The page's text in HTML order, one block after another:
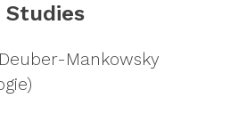
Studies
Mankowsky